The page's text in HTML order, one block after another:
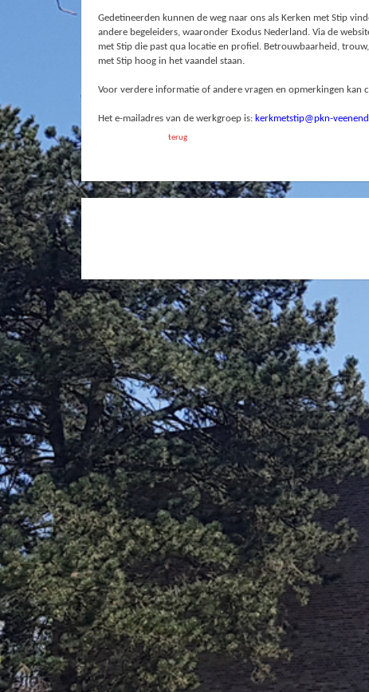
Gedetineerden kunnen de weg naar ons als Kerken met Stip
andere begeleiders, waaronder Exodus Nederland. Via de
met Stip die past qua locatie en profiel. Betrouwbaarheid,
met Stip hoog in het vaandel staan.
Voor verdere informatie of andere vragen en opmerkingen
Het e-mailadres van de werkgroep is: kerkmetstip@pkn-
terug